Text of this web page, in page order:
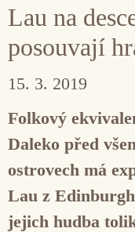
Lau na
posouvají
15. 3. 2019
Folkový
Daleko před
ostrovech má
Lau z
jejich hudba